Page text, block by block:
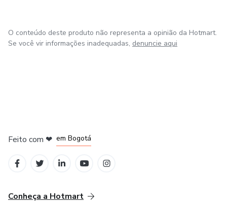
O conteúdo deste produto não representa a opinião da Hotmart.
Se você vir informações inadequadas, denuncie aqui
Feito com ❤ em Bogotá
Conheça a Hotmart